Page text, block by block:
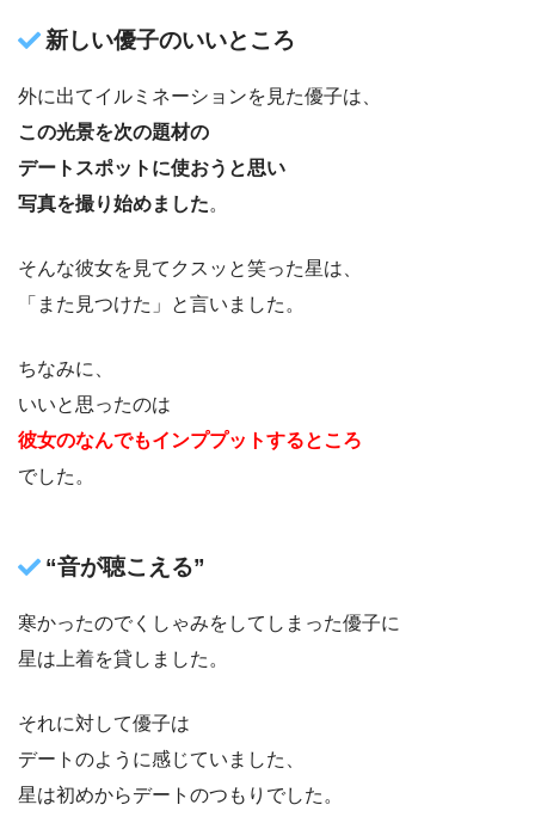
新しい優子のいいところ
外に出てイルミネーションを見た優子は、
この光景を次の題材の
デートスポットに使おうと思い
写真を撮り始めました。
そんな彼女を見てクスッと笑った星は、
「また見つけた」と言いました。
ちなみに、
いいと思ったのは
彼女のなんでもインププットするところ
でした。
“音が聴こえる”
寒かったのでくしゃみをしてしまった優子に
星は上着を貸しました。
それに対して優子は
デートのように感じていました、
星は初めからデートのつもりでした。